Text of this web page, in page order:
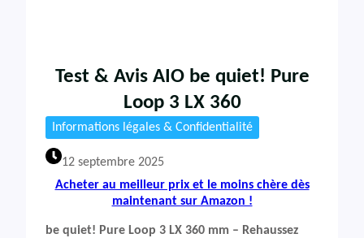
Test & Avis AIO be quiet! Pure
Loop 3 LX 360
Informations légales & Confidentialité
12 septembre 2025
Acheter au meilleur prix et le moins chère dès
maintenant sur Amazon !
be quiet! Pure Loop 3 LX 360 mm – Rehaussez